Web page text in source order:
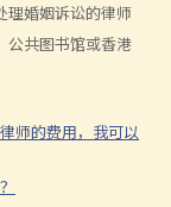
理婚姻诉讼的律师
公共图书馆或香港
师的费用，我可以
（包括中国内地）